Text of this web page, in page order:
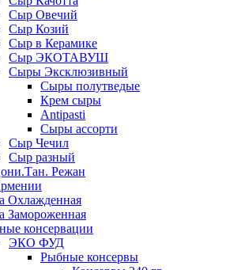
Сыр Овечий
Сыр Козий
Сыр в Керамике
Сыр ЭКОТАВУШ
Сыры Эксклюзивный
Сыры полутведые
Крем сыры
Antipasti
Сыры ассорти
Сыр Чечил
Сыр разный
Режан
Охлажденная
Замороженная
консервации
ЭКО ФУД
Рыбные консервы